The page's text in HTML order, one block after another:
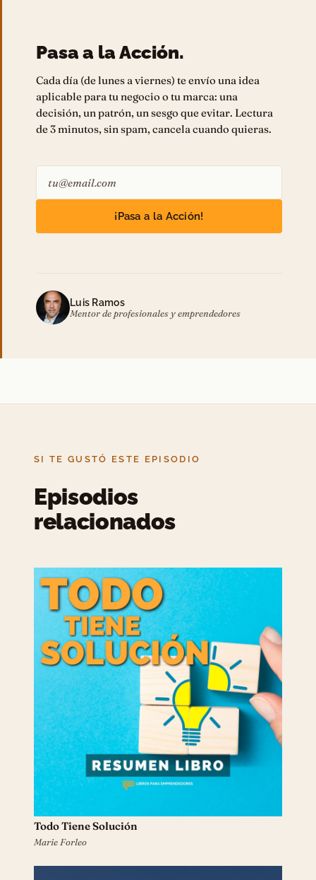
Pasa a la Acción.
Cada día (de lunes a viernes) te envío una idea
aplicable para tu negocio o tu marca: una
decisión, un patrón, un sesgo que evitar. Lectura
de 3 minutos, sin spam, cancela cuando quieras.
¡Pasa a la Acción!
Luis Ramos
Mentor de profesionales y emprendedores
SI TE GUSTÓ ESTE EPISODIO
Episodios
relacionados
Todo Tiene Solución
Marie Forleo